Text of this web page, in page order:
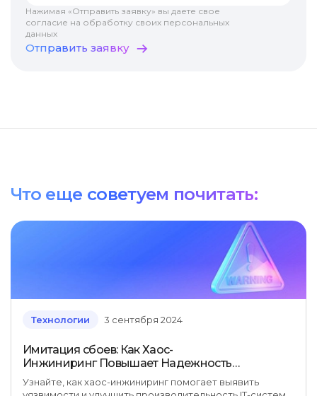
Нажимая «Отправить заявку» вы даете свое
согласие на обработку своих персональных
данных
Отправить заявку
Что еще советуем почитать:
Технологии 3 сентября 2024
Имитация сбоев: Как Хаос-
Инжиниринг Повышает Надежность
IT-Систем
Узнайте, как хаос-инжиниринг помогает выявить